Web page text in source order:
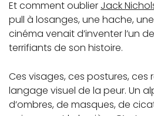
Et comment oublier Jack
pull à losanges, une hache,
cinéma venait d’inventer l’un
terrifiants de son histoire.
Ces visages, ces postures, ces
langage visuel de la peur. Un
d’ombres, de masques, de